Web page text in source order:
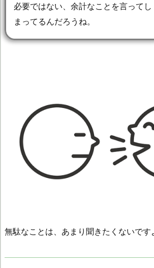
必要ではない、余計なことを言ってし
まってるんだろうね。
無駄なことは、あまり聞きたくないです